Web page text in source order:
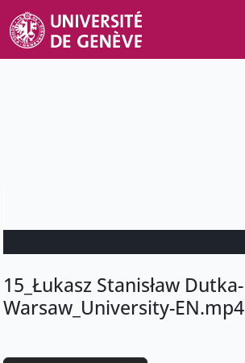
15_Łukasz Stanisław Dutka-
Warsaw_University-EN.mp4